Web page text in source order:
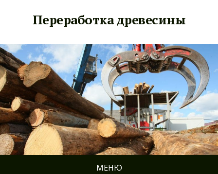
Переработка древесины
МЕНЮ